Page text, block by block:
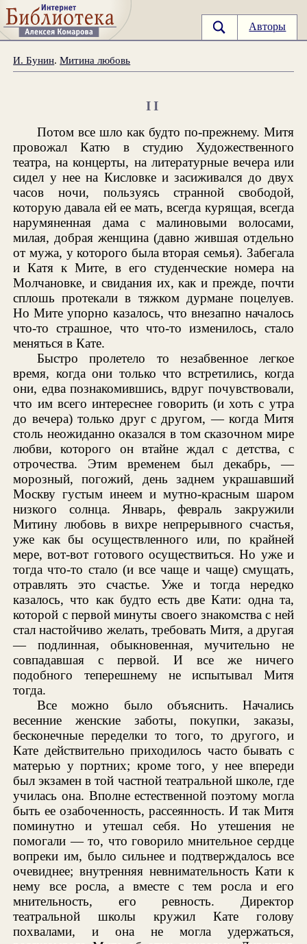
Авторы
И. Бунин.Митина любовь
II
Потом все шло как будто по-прежнему. Митя
провожал Катю в студию Художественного
театра, на концерты, на литературные вечера или
сидел у нее на Кисловке и засиживался до двух
часов ночи, пользуясь странной свободой,
которую давала ей ее мать, всегда курящая, всегда
нарумяненная дама с малиновыми волосами,
милая, добрая женщина (давно жившая отдельно
от мужа, у которого была вторая семья). Забегала
и Катя к Мите, в его студенческие номера на
Молчановке, и свидания их, как и прежде, почти
сплошь протекали в тяжком дурмане поцелуев.
Но Мите упорно казалось, что внезапно началось
что-то страшное, что что-то изменилось, стало
меняться в Кате.
Быстро пролетело то незабвенное легкое
время, когда они только что встретились, когда
они, едва познакомившись, вдруг почувствовали,
что им всего интереснее говорить (и хоть с утра
до вечера) только друг с другом, — когда Митя
столь неожиданно оказался в том сказочном мире
любви, которого он втайне ждал с детства, с
отрочества. Этим временем был декабрь, —
морозный, погожий, день заднем украшавший
Москву густым инеем и мутно-красным шаром
низкого солнца. Январь, февраль закружили
Митину любовь в вихре непрерывного счастья,
уже как бы осуществленного или, по крайней
мере, вот-вот готового осуществиться. Но уже и
тогда что-то стало (и все чаще и чаще) смущать,
отравлять это счастье. Уже и тогда нередко
казалось, что как будто есть две Кати: одна та,
которой с первой минуты своего знакомства с ней
стал настойчиво желать, требовать Митя, а другая
— подлинная, обыкновенная, мучительно не
совпадавшая с первой. И все же ничего
подобного теперешнему не испытывал Митя
тогда.
Все можно было объяснить. Начались
весенние женские заботы, покупки, заказы,
бесконечные переделки то того, то другого, и
Кате действительно приходилось часто бывать с
матерью у портних; кроме того, у нее впереди
был экзамен в той частной театральной школе, где
училась она. Вполне естественной поэтому могла
быть ее озабоченность, рассеянность. И так Митя
поминутно и утешал себя. Но утешения не
помогали — то, что говорило мнительное сердце
вопреки им, было сильнее и подтверждалось все
очевиднее; внутренняя невнимательность Кати к
нему все росла, а вместе с тем росла и его
мнительность, его ревность. Директор
театральной школы кружил Кате голову
похвалами, и она не могла удержаться,